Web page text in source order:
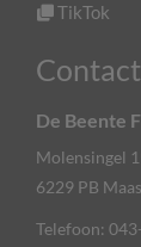
TikTok
De Beente
Molensingel
6229 PB
Telefoon: